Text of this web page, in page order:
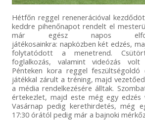
Hétfőn reggel renenerációval
keddre pihenőnapot rendelt el
már egész napos
játékosainkra: napközben két edzés,
folytatódott a menetrend.
foglalkozás, valamint videózás
Pénteken kora reggel feszültségoldó
játékkal zárult a tréning, majd
a média rendelkezésére álltak.
értekezlet, majd este még egy edzés
Vasárnap pedig kerethirdetés, még
17:30 órától pedig már a bajnoki